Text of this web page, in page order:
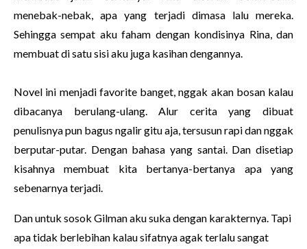
menebak-nebak, apa yang terjadi dimasa lalu mereka.
Sehingga sempat aku faham dengan kondisinya Rina, dan
membuat di satu sisi aku juga kasihan dengannya.
Novel ini menjadi favorite banget, nggak akan bosan kalau
dibacanya berulang-ulang. Alur cerita yang dibuat
penulisnya pun bagus ngalir gitu aja, tersusun rapi dan nggak
berputar-putar. Dengan bahasa yang santai. Dan disetiap
kisahnya membuat kita bertanya-bertanya apa yang
sebenarnya terjadi.
Dan untuk sosok Gilman aku suka dengan karakternya. Tapi
apa tidak berlebihan kalau sifatnya agak terlalu sangat